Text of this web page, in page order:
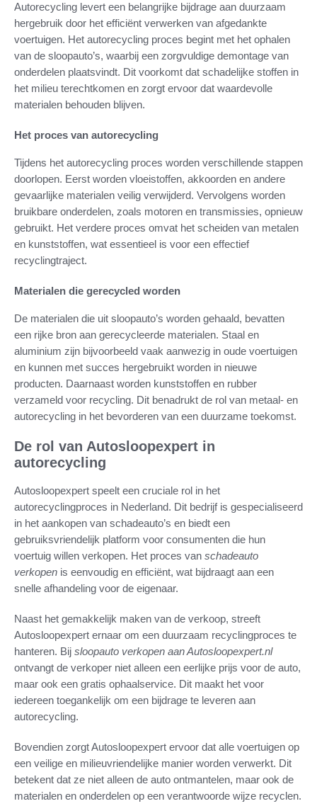
Autorecycling levert een belangrijke bijdrage aan duurzaam
hergebruik door het efficiënt verwerken van afgedankte
voertuigen. Het autorecycling proces begint met het ophalen
van de sloopauto’s, waarbij een zorgvuldige demontage van
onderdelen plaatsvindt. Dit voorkomt dat schadelijke stoffen in
het milieu terechtkomen en zorgt ervoor dat waardevolle
materialen behouden blijven.
Het proces van autorecycling
Tijdens het autorecycling proces worden verschillende stappen
doorlopen. Eerst worden vloeistoffen, akkoorden en andere
gevaarlijke materialen veilig verwijderd. Vervolgens worden
bruikbare onderdelen, zoals motoren en transmissies, opnieuw
gebruikt. Het verdere proces omvat het scheiden van metalen
en kunststoffen, wat essentieel is voor een effectief
recyclingtraject.
Materialen die gerecycled worden
De materialen die uit sloopauto’s worden gehaald, bevatten
een rijke bron aan gerecycleerde materialen. Staal en
aluminium zijn bijvoorbeeld vaak aanwezig in oude voertuigen
en kunnen met succes hergebruikt worden in nieuwe
producten. Daarnaast worden kunststoffen en rubber
verzameld voor recycling. Dit benadrukt de rol van metaal- en
autorecycling in het bevorderen van een duurzame toekomst.
De rol van Autosloopexpert in
autorecycling
Autosloopexpert speelt een cruciale rol in het
autorecyclingproces in Nederland. Dit bedrijf is gespecialiseerd
in het aankopen van schadeauto’s en biedt een
gebruiksvriendelijk platform voor consumenten die hun
voertuig willen verkopen. Het proces van schadeauto
verkopen is eenvoudig en efficiënt, wat bijdraagt aan een
snelle afhandeling voor de eigenaar.
Naast het gemakkelijk maken van de verkoop, streeft
Autosloopexpert ernaar om een duurzaam recyclingproces te
hanteren. Bij sloopauto verkopen aan Autosloopexpert.nl
ontvangt de verkoper niet alleen een eerlijke prijs voor de auto,
maar ook een gratis ophaalservice. Dit maakt het voor
iedereen toegankelijk om een bijdrage te leveren aan
autorecycling.
Bovendien zorgt Autosloopexpert ervoor dat alle voertuigen op
een veilige en milieuvriendelijke manier worden verwerkt. Dit
betekent dat ze niet alleen de auto ontmantelen, maar ook de
materialen en onderdelen op een verantwoorde wijze recyclen.